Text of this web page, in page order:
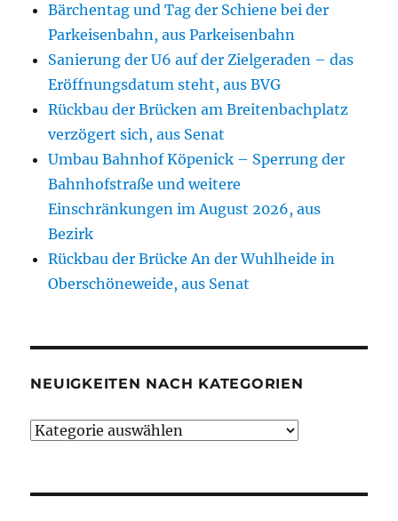
Bärchentag und Tag der Schiene bei der
Parkeisenbahn, aus Parkeisenbahn
Sanierung der U6 auf der Zielgeraden – das
Eröffnungsdatum steht, aus BVG
Rückbau der Brücken am Breitenbachplatz
verzögert sich, aus Senat
Umbau Bahnhof Köpenick – Sperrung der
Bahnhofstraße und weitere
Einschränkungen im August 2026, aus
Bezirk
Rückbau der Brücke An der Wuhlheide in
Oberschöneweide, aus Senat
NEUIGKEITEN NACH KATEGORIEN
Neuigkeiten